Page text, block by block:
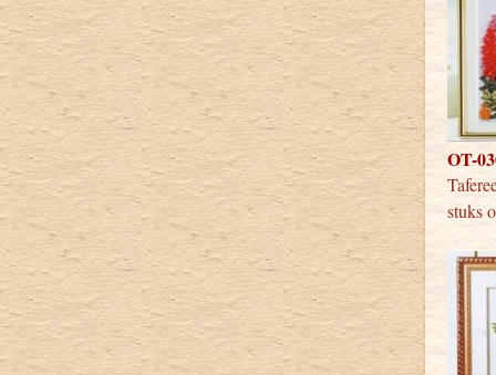
OT-
stuks